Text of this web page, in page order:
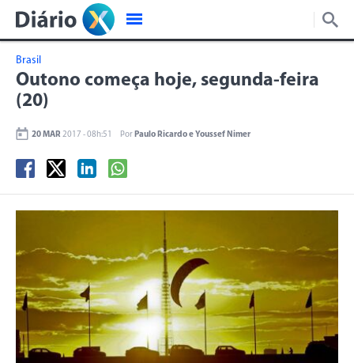
Brasil
Outono começa hoje, segunda-feira
(20)
20 MAR 2017 - 08h:51 Por Paulo Ricardo e Youssef Nimer